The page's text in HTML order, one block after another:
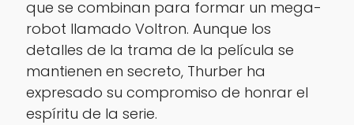
que se combinan para formar un mega-
robot llamado Voltron. Aunque los
detalles de la trama de la película se
mantienen en secreto, Thurber ha
expresado su compromiso de honrar el
espíritu de la serie.